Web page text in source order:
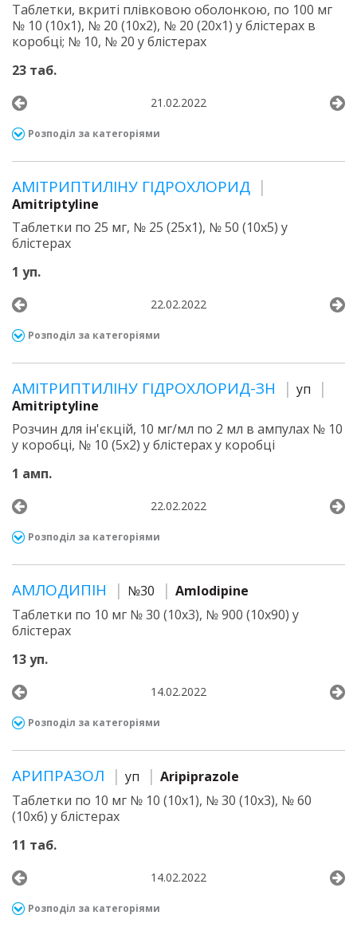
Таблетки, вкриті плівковою оболонкою, по 100 мг
№ 10 (10х1), № 20 (10х2), № 20 (20х1) у блістерах в
коробці; № 10, № 20 у блістерах
23 таб.
21.02.2022
Розподіл за категоріями
АМІТРИПТИЛІНУ ГІДРОХЛОРИД
Amitriptyline
Таблетки по 25 мг, № 25 (25х1), № 50 (10х5) у
блістерах
1 уп.
22.02.2022
Розподіл за категоріями
АМІТРИПТИЛІНУ ГІДРОХЛОРИД-ЗН
уп
Amitriptyline
Розчин для ін'єкцій, 10 мг/мл по 2 мл в ампулах № 10
у коробці, № 10 (5х2) у блістерах у коробці
1 амп.
22.02.2022
Розподіл за категоріями
АМЛОДИПІН №30
Amlodipine
Таблетки по 10 мг № 30 (10х3), № 900 (10х90) у
блістерах
13 уп.
14.02.2022
Розподіл за категоріями
АРИПРАЗОЛ уп
Aripiprazole
Таблетки по 10 мг № 10 (10х1), № 30 (10х3), № 60
(10х6) у блістерах
11 таб.
14.02.2022
Розподіл за категоріями